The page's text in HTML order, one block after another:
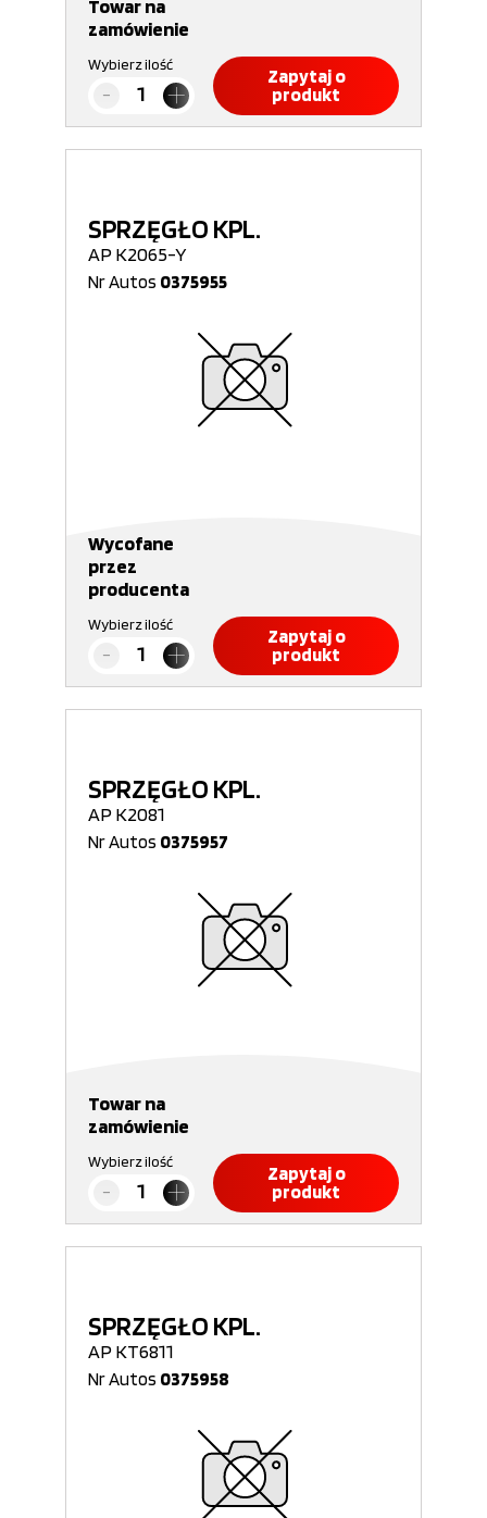
Towar na
zamówienie
Wybierz ilość
Zapytaj o
produkt
SPRZĘGŁO KPL.
AP K2065-Y
Nr Autos 0375955
Wycofane
przez
producenta
Wybierz ilość
Zapytaj o
produkt
SPRZĘGŁO KPL.
AP K2081
Nr Autos 0375957
Towar na
zamówienie
Wybierz ilość
Zapytaj o
produkt
SPRZĘGŁO KPL.
AP KT6811
Nr Autos 0375958